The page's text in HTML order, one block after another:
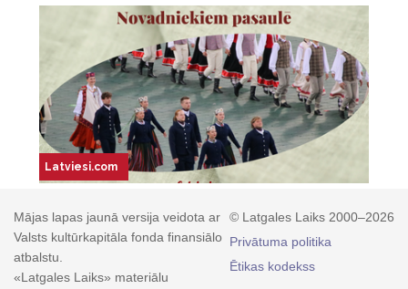
© Latgales Laiks 2000–2026
Privātuma politika
Ētikas kodekss
Mājas lapas jaunā versija veidota ar
Valsts kultūrkapitāla fonda finansiālo
atbalstu.
«Latgales Laiks» materiālu